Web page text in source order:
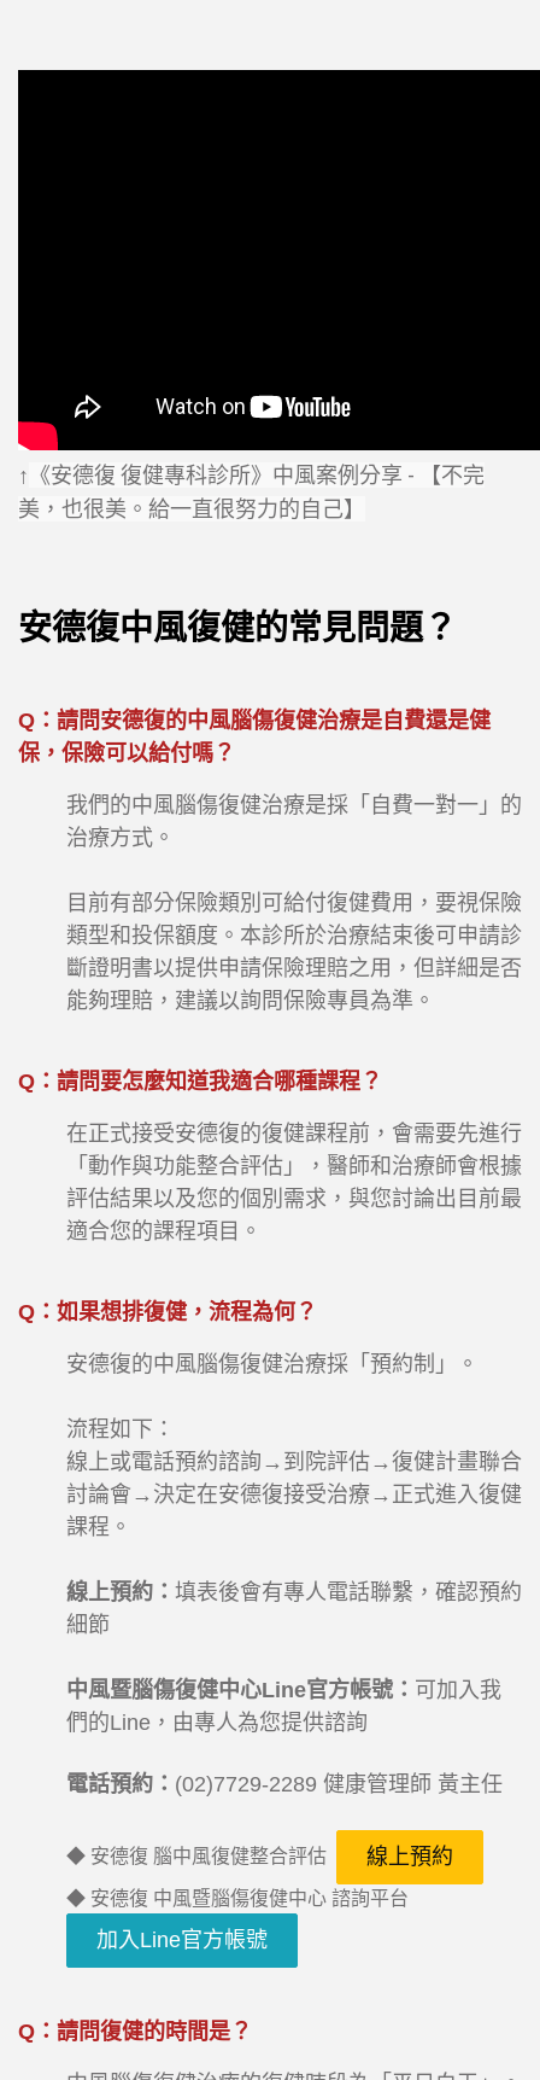
↑ 《安德復 復健專科診所》中風案例分享 - 【不完
美，也很美。給一直很努力的自己】
安德復中風復健的常見問題？
Q ：請問安德復的中風腦傷復健治療是自費還是健
保，保險可以給付嗎？
我們的中風腦傷復健治療是採「自費一對一」的
治療方式。
目前有部分保險類別可給付復健費用，要視保險
類型和投保額度。本診所於治療結束後可申請診
斷證明書以提供申請保險理賠之用，但詳細是否
能夠理賠，建議以詢問保險專員為準。
Q ：請問要怎麼知道我適合哪種課程？
在正式接受安德復的復健課程前，會需要先進行
「動作與功能整合評估」，醫師和治療師會根據
評估結果以及您的個別需求，與您討論出目前最
適合您的課程項目。
Q ：如果想排復健，流程為何？
安德復的中風腦傷復健治療採「預約制」。
流程如下：
線上或電話預約諮詢→到院評估→復健計畫聯合
討論會→決定在安德復接受治療→正式進入復健
課程。
線上預約： 填表後會有專人電話聯繫，確認預約
細節
中風暨腦傷復健中心Line官方帳號： 可加入我
們的Line，由專人為您提供諮詢
電話預約： (02)7729-2289 健康管理師 黃主任
◆ 安德復 腦中風復健整合評估 線上預約
◆ 安德復 中風暨腦傷復健中心 諮詢平台
加入Line官方帳號
Q ：請問復健的時間是？